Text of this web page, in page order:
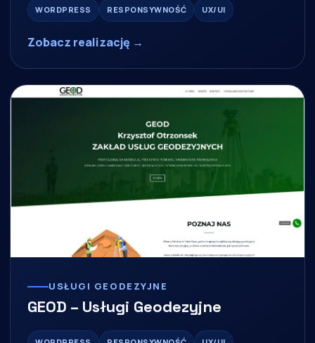
WORDPRESS RESPONSYWNOŚĆ UX/UI
Zobacz realizację →
USŁUGI GEODEZYJNE
GEOD – Usługi Geodezyjne